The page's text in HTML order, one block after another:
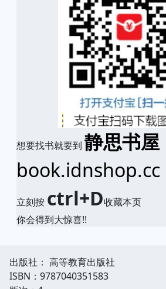
想要找书就要到 静思书屋
book.idnshop.cc
立刻按 ctrl+D收藏本页
你会得到大惊喜!!
出版社： 高等教育出版社
ISBN：9787040351583